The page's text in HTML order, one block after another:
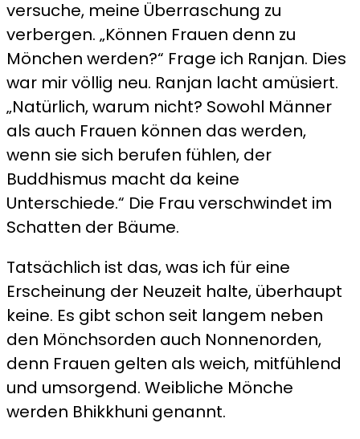
versuche, meine Überraschung zu
verbergen. „Können Frauen denn zu
Mönchen werden?“ Frage ich Ranjan. Dies
war mir völlig neu. Ranjan lacht amüsiert.
„Natürlich, warum nicht? Sowohl Männer
als auch Frauen können das werden,
wenn sie sich berufen fühlen, der
Buddhismus macht da keine
Unterschiede.“ Die Frau verschwindet im
Schatten der Bäume.
Tatsächlich ist das, was ich für eine
Erscheinung der Neuzeit halte, überhaupt
keine. Es gibt schon seit langem neben
den Mönchsorden auch Nonnenorden,
denn Frauen gelten als weich, mitfühlend
und umsorgend. Weibliche Mönche
werden Bhikkhuni genannt.